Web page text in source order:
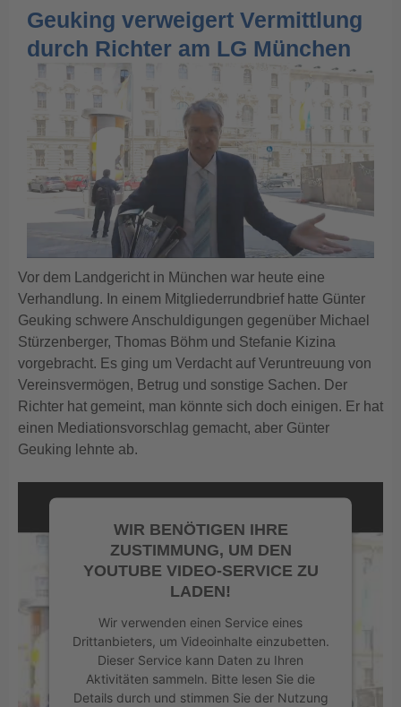
Geuking verweigert Vermittlung
durch Richter am LG München
Vor dem Landgericht in München war heute eine
Verhandlung. In einem Mitgliederrundbrief hatte Günter
Geuking schwere Anschuldigungen gegenüber Michael
Stürzenberger, Thomas Böhm und Stefanie Kizina
vorgebracht. Es ging um Verdacht auf Veruntreuung von
Vereinsvermögen, Betrug und sonstige Sachen. Der
Richter hat gemeint, man könnte sich doch einigen. Er hat
einen Mediationsvorschlag gemacht, aber Günter
Geuking lehnte ab.
WIR BENÖTIGEN IHRE
ZUSTIMMUNG, UM DEN
YOUTUBE VIDEO-SERVICE ZU
LADEN!
Wir verwenden einen Service eines
Drittanbieters, um Videoinhalte einzubetten.
Dieser Service kann Daten zu Ihren
Aktivitäten sammeln. Bitte lesen Sie die
Details durch und stimmen Sie der Nutzung